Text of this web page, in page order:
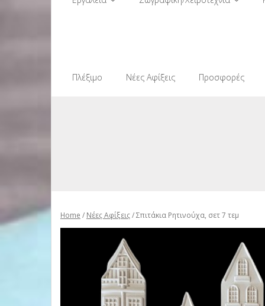
Πλέξιμο Νέες Αφίξεις Προσφορές
Home / Νέες Αφίξεις/ Σπιτάκια Ρητινούχα, σετ 7 τεμ